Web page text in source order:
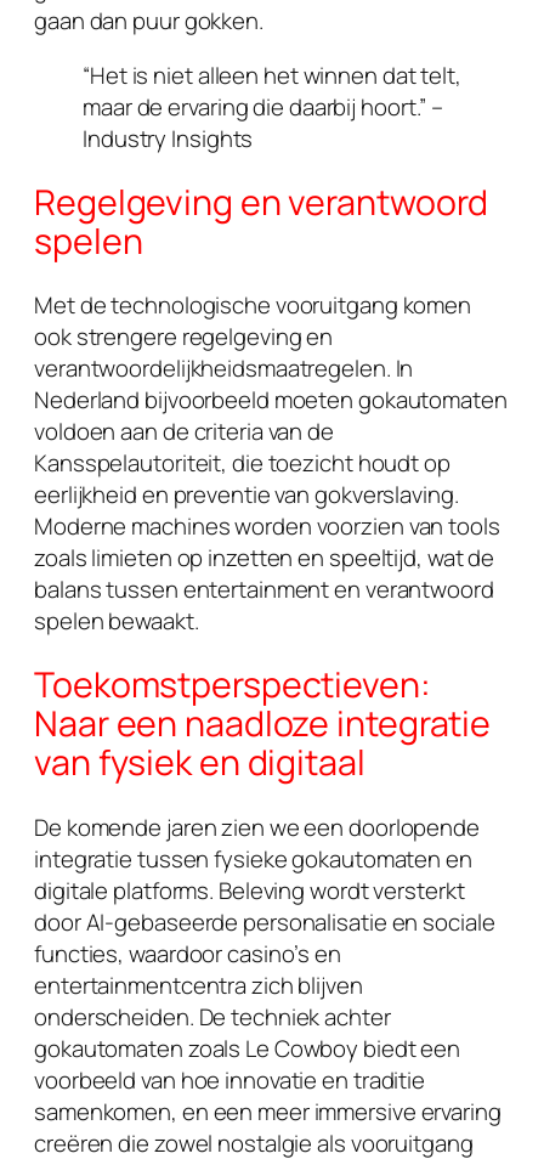
gaan dan puur gokken.
“Het is niet alleen het winnen dat telt,
maar de ervaring die daarbij hoort.” –
Industry Insights
Regelgeving en verantwoord
spelen
Met de technologische vooruitgang komen
ook strengere regelgeving en
verantwoordelijkheidsmaatregelen. In
Nederland bijvoorbeeld moeten gokautomaten
voldoen aan de criteria van de
Kansspelautoriteit, die toezicht houdt op
eerlijkheid en preventie van gokverslaving.
Moderne machines worden voorzien van tools
zoals limieten op inzetten en speeltijd, wat de
balans tussen entertainment en verantwoord
spelen bewaakt.
Toekomstperspectieven:
Naar een naadloze integratie
van fysiek en digitaal
De komende jaren zien we een doorlopende
integratie tussen fysieke gokautomaten en
digitale platforms. Beleving wordt versterkt
door AI-gebaseerde personalisatie en sociale
functies, waardoor casino’s en
entertainmentcentra zich blijven
onderscheiden. De techniek achter
gokautomaten zoals Le Cowboy biedt een
voorbeeld van hoe innovatie en traditie
samenkomen, en een meer immersive ervaring
creëren die zowel nostalgie als vooruitgang